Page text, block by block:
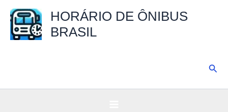
para
HORÁRIO DE ÔNIBUS
BRASIL